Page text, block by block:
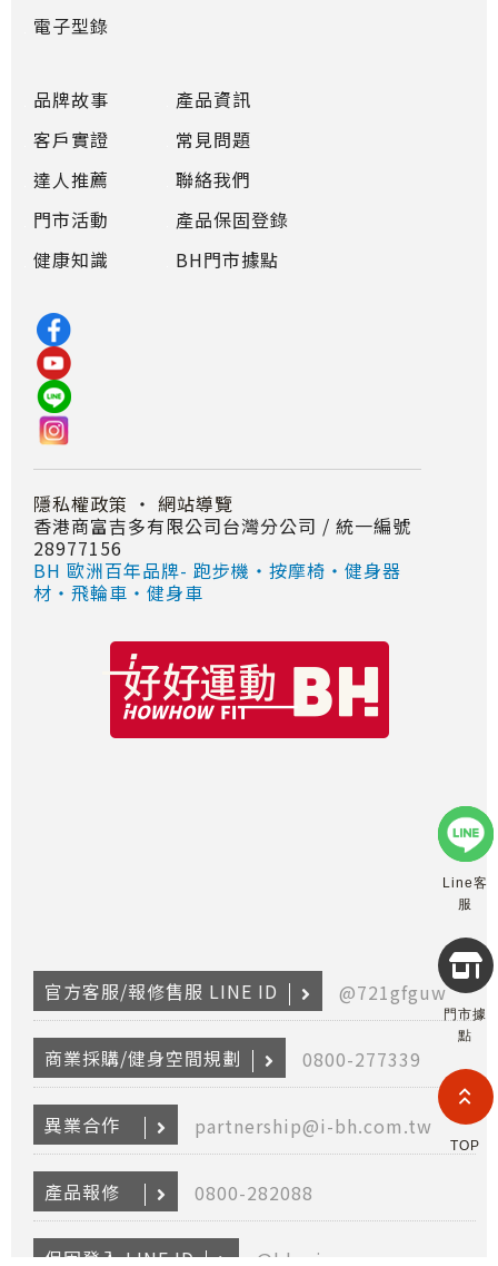
2026
Line客
服
門市據
點
TOP
品牌故事
客戶實證
達人推薦
門市活動
健康知識
產品資訊
常見問題
聯絡我們
產品保固登錄
BH門市據點
電子型錄
隱私權政策 ・ 網站導覽
香港商富吉多有限公司台灣分公司 / 統一編號
28977156
BH 歐洲百年品牌- 跑步機‧按摩椅‧健身器
材‧飛輪車‧健身車
官方客服/報修售服 LINE ID @721gfguw
商業採購/健身空間規劃 0800-277339
異業合作 partnership@i-bh.com.tw
產品報修 0800-282088
保固登入 LINE ID @bhasia